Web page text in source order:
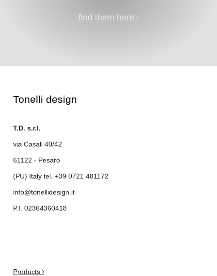
find them here
Tonelli design
T.D. s.r.l.
via Casali 40/42
61122 - Pesaro
(PU) Italy tel. +39 0721 481172
info@tonellidesign.it
P.I. 02364360418
Products